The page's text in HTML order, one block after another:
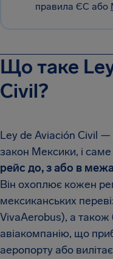
правила ЄС або
Що таке
Civil?
Ley de Aviación Civil —
закон Мексики, і
рейс до, з або в
Він охоплює кожен
мексиканських
VivaAerobus), а також
авіакомпанію, що
аеропорту або